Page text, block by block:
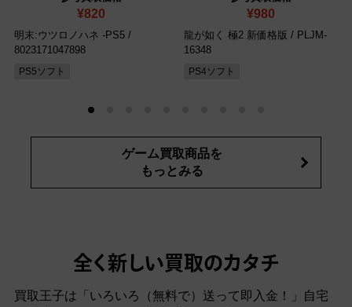
¥820
明末:ウツロノハネ -PS5 /
8023171047898
PS5ソフト
¥980
龍が如く 極2 新価格版 / PLJM-
16348
PS4ソフト
ゲーム買取商品を
もっとみる
全く新しい買取のカタチ
買取王子は「いろいろ（無料で）送って即入金！」自宅